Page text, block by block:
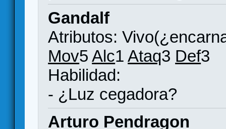
Gandalf
Atributos:
Mov5Alc1Ataq3 Def3
Habilidad:
- ¿Luz cegadora?
Arturo Pendragon